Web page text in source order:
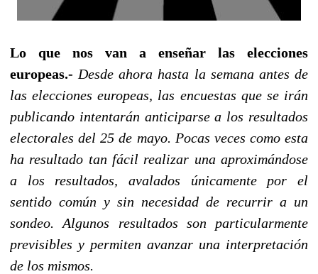
Lo que nos van a enseñar las elecciones
europeas.- Desde ahora hasta la semana antes de
las elecciones europeas, las encuestas que se irán
publicando intentarán anticiparse a los resultados
electorales del 25 de mayo. Pocas veces como esta
ha resultado tan fácil realizar una aproximándose
a los resultados, avalados únicamente por el
sentido común y sin necesidad de recurrir a un
sondeo. Algunos resultados son particularmente
previsibles y permiten avanzar una interpretación
de los mismos.